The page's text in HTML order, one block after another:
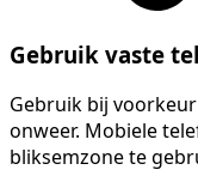
Gebruik vaste
Gebruik bij
onweer. Mobiele
bliksemzone te